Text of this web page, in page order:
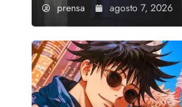
prensa agosto 7, 2026